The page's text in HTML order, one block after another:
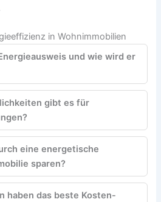
in Wohnimmobilien
und wie wird er
gibt es für
eine energetische
sparen?
haben das beste Kosten-